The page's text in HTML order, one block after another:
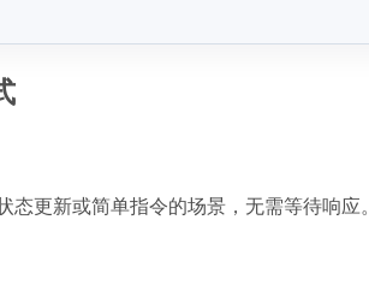
更新或简单指令的场景，无需等待响应。